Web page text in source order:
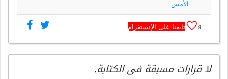
الأمس
9 تابعنا على الإنستغرام
لا قرارات مسبقة فى الكتابة.